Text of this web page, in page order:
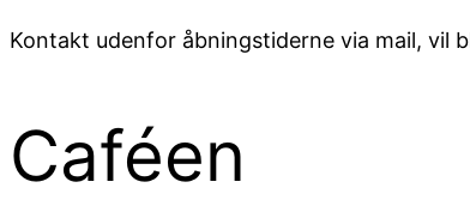
Kontakt udenfor åbningstiderne via mail, vil
Caféen